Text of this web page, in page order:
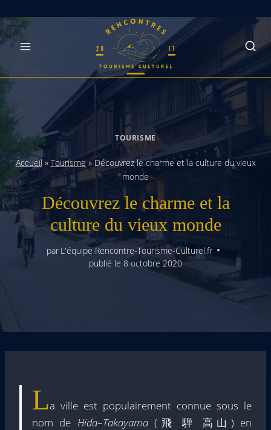
Skip
to
TOURISME
Accueil » Tourisme »Découvrez le charme et la culture du vieux
monde
Découvrez le charme et la
culture du vieux monde
par L'équipe Rencontre-Tourisme-Culturel.fr
publié le 8 octobre 2020
La ville est populairement connue sous le
nom de Hida–Takayama(飛 騨 高山) en